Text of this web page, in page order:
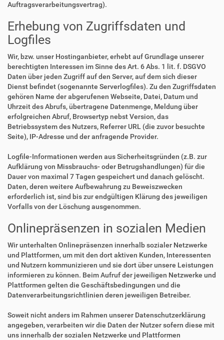
Auftragsverarbeitungsvertrag).
Erhebung von Zugriffsdaten und
Logfiles
Wir, bzw. unser Hostinganbieter, erhebt auf Grundlage unserer
berechtigten Interessen im Sinne des Art. 6 Abs. 1 lit. f. DSGVO
Daten über jeden Zugriff auf den Server, auf dem sich dieser
Dienst befindet (sogenannte Serverlogfiles). Zu den Zugriffsdaten
gehören Name der abgerufenen Webseite, Datei, Datum und
Uhrzeit des Abrufs, übertragene Datenmenge, Meldung über
erfolgreichen Abruf, Browsertyp nebst Version, das
Betriebssystem des Nutzers, Referrer URL (die zuvor besuchte
Seite), IP-Adresse und der anfragende Provider.
Logfile-Informationen werden aus Sicherheitsgründen (z.B. zur
Aufklärung von Missbrauchs- oder Betrugshandlungen) für die
Dauer von maximal 7 Tagen gespeichert und danach gelöscht.
Daten, deren weitere Aufbewahrung zu Beweiszwecken
erforderlich ist, sind bis zur endgültigen Klärung des jeweiligen
Vorfalls von der Löschung ausgenommen.
Onlinepräsenzen in sozialen Medien
Wir unterhalten Onlinepräsenzen innerhalb sozialer Netzwerke
und Plattformen, um mit den dort aktiven Kunden, Interessenten
und Nutzern kommunizieren und sie dort über unsere Leistungen
informieren zu können. Beim Aufruf der jeweiligen Netzwerke und
Plattformen gelten die Geschäftsbedingungen und die
Datenverarbeitungsrichtlinien deren jeweiligen Betreiber.
Soweit nicht anders im Rahmen unserer Datenschutzerklärung
angegeben, verarbeiten wir die Daten der Nutzer sofern diese mit
uns innerhalb der sozialen Netzwerke und Plattformen